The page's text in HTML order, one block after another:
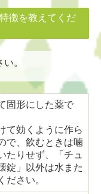
徴を教えてくだ
。
固形にした薬で
て効くように作ら
で、飲むときは噛
たりせず、「チュ
錠」以外は水また
ださい。